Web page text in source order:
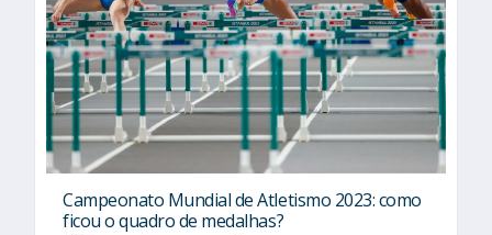
Campeonato Mundial de Atletismo 2023: como
ficou o quadro de medalhas?